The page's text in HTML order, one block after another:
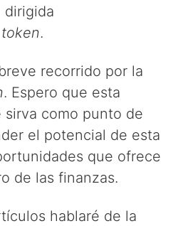
dirigida
token.
recorrido por la
. Espero que esta
sirva como punto de
el potencial de esta
que ofrece
de las finanzas.
hablaré de la